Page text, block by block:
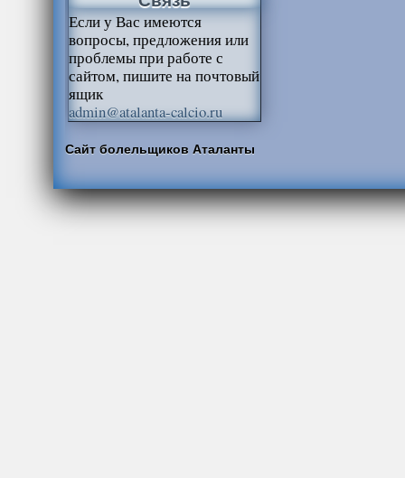
Если у Вас имеются
вопросы, предложения или
проблемы при работе с
сайтом, пишите на почтовый
ящик
admin@atalanta-calcio.ru
Сайт болельщиков Аталанты